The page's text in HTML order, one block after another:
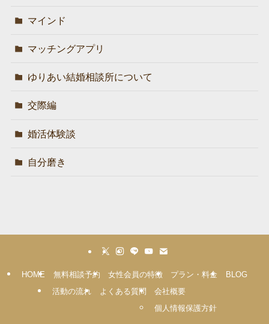
マインド
マッチングアプリ
ゆりあい結婚相談所について
交際編
婚活体験談
自分磨き
HOME 無料相談予約 女性会員の特徴 プラン・料金
BLOG
活動の流れ
よくある質問
会社概要
個人情報保護方針